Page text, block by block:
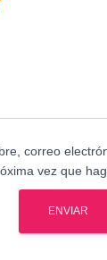
correo
vez que